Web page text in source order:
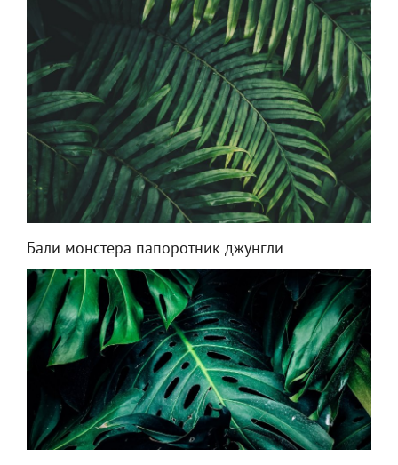
Бали монстера папоротник джунгли